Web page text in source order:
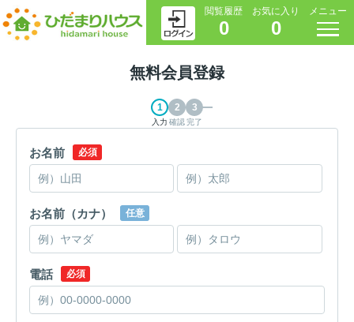
閲覧履歴
0
お気に入り
0
メニュー
無料会員登録
入力 確認完了
お名前 必須
お名前（カナ） 任意
電話 必須